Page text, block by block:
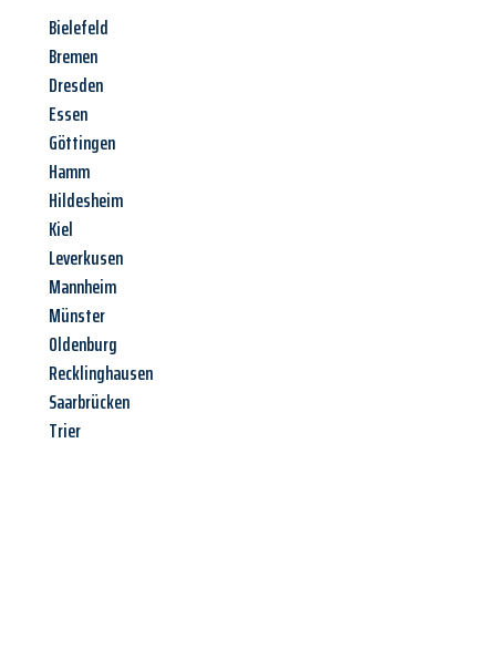
Bielefeld
Bremen
Dresden
Essen
Göttingen
Hamm
Hildesheim
Kiel
Leverkusen
Mannheim
Münster
Oldenburg
Recklinghausen
Saarbrücken
Trier